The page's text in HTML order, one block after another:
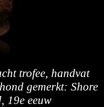
trofee, handvat
gemerkt: Shore
19e eeuw